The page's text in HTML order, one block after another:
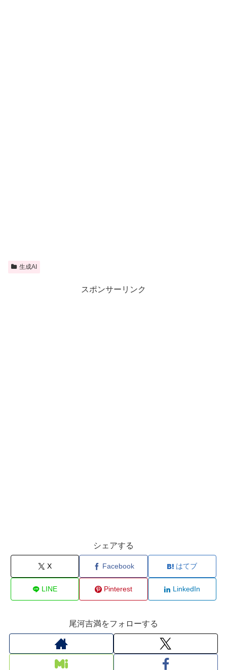
生成AI
スポンサーリンク
シェアする
X Facebook はてブ
LINE Pinterest LinkedIn
尾河吉満をフォローする